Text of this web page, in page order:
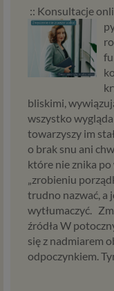
:: Konsultacje
bliskimi,
wszystko
towarzyszy im
o brak snu ani
które nie znika
„zrobieniu
trudno nazwać, a
wytłumaczyć.
źródła W
się z nadmiarem
odpoczynkiem.
podmiot
przez RODO
dostosowanym do
powyżej. Twoje
istnienia podstawy
przypadku
ograniczenia lub
ograniczających tę
danych do
wykonywania, a w
przetwarzania
administratora –
interesu.
Administratorami
Consulting Aneta
internetowego